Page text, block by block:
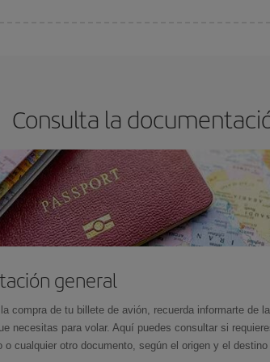
Consulta la
general
compra de tu billete de avión, recuerda informarte de la
necesitas para volar. Aquí puedes consultar si
o cualquier otro documento, según el origen y el destino